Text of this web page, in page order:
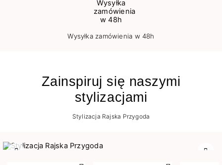
Wysyłka zamówienia w 48h
Zainspiruj się naszymi
stylizacjami
Stylizacja Rajska Przygoda